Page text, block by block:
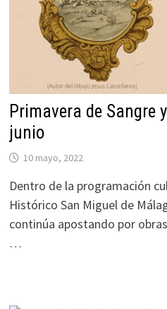
Primavera de Sangre
junio
10 mayo, 2022
Dentro de la programación
Histórico San Miguel de
continúa apostando por
…